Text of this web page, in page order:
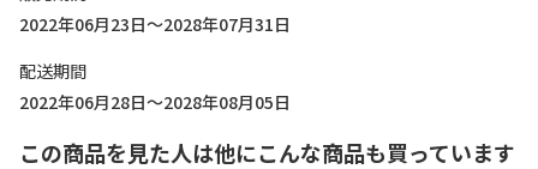
2022年06月23日～2028年07月31日
配送期間
2022年06月28日～2028年08月05日
この商品を見た人は他にこんな商品も買っています